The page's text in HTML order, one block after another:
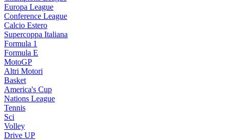
Europa League
Conference League
Calcio Estero
Supercoppa Italiana
Formula 1
Formula E
MotoGP
Altri Motori
Basket
America's Cup
Nations League
Tennis
Sci
Volley
Drive UP